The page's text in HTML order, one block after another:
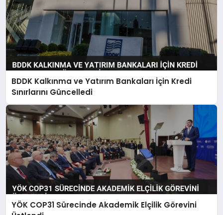
BDDK Kalkınma ve Yatırım Bankaları İçin Kredi
Sınırlarını Güncelledi
YÖK COP31 Sürecinde Akademik Elçilik Görevini